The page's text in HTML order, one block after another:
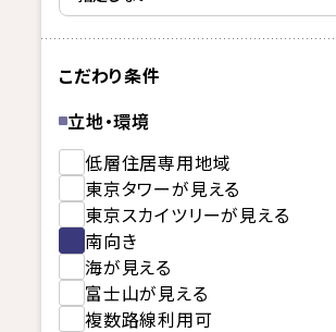
こだわり条件
立地・環境
低層住居専用地域
東京タワーが見える
東京スカイツリーが見える
南向き
海が見える
富士山が見える
複数路線利用可